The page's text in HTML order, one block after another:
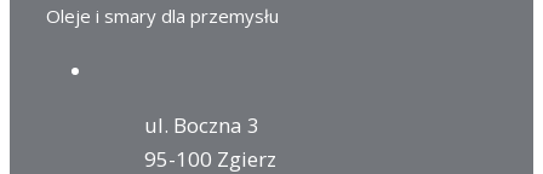
Oleje i smary dla przemysłu
ul. Boczna 3
95-100 Zgierz